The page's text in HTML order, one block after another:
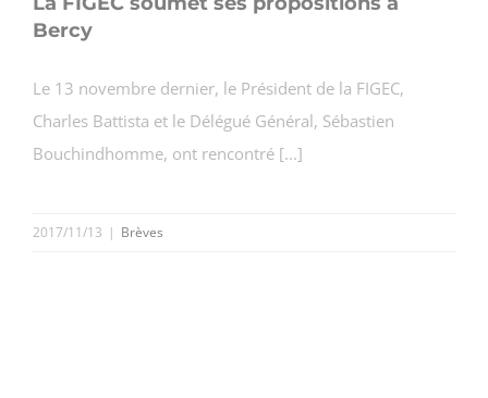
Bercy
Le 13 novembre dernier, le Président de la FIGEC,
Charles Battista et le Délégué Général, Sébastien
Bouchindhomme, ont rencontré [...]
2017/11/13 | Brèves